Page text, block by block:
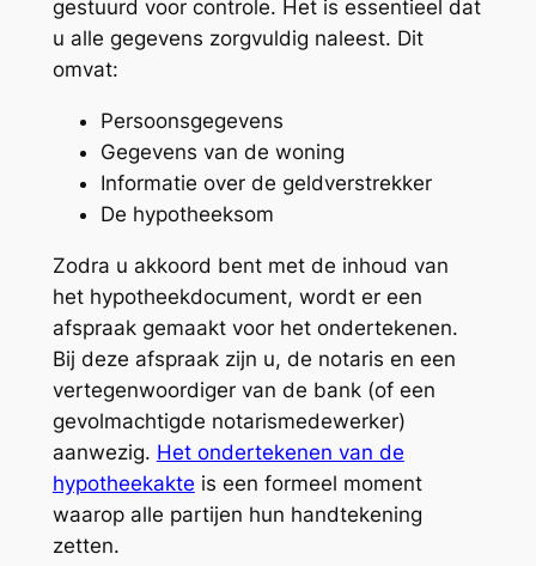
gestuurd voor controle. Het is essentieel dat
u alle gegevens zorgvuldig naleest. Dit
omvat:
Persoonsgegevens
Gegevens van de woning
Informatie over de geldverstrekker
De hypotheeksom
Zodra u akkoord bent met de inhoud van
het hypotheekdocument, wordt er een
afspraak gemaakt voor het ondertekenen.
Bij deze afspraak zijn u, de notaris en een
vertegenwoordiger van de bank (of een
gevolmachtigde notarismedewerker)
aanwezig. Het ondertekenen van de
hypotheekakte is een formeel moment
waarop alle partijen hun handtekening
zetten.